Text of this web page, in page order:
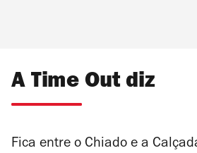
A Time Out diz
Fica entre o Chiado e a